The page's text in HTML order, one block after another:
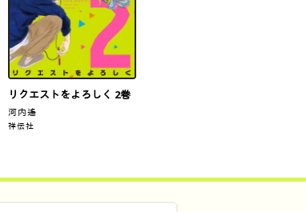
リクエストをよろしく 2巻
河内遙
祥伝社